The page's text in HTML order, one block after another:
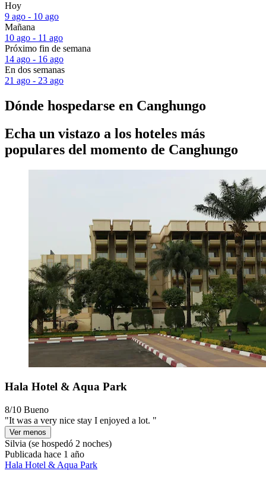
Hoy
9 ago - 10 ago
Mañana
10 ago - 11 ago
Próximo fin de semana
14 ago - 16 ago
En dos semanas
21 ago - 23 ago
Dónde hospedarse en Canghungo
Echa un vistazo a los hoteles más
populares del momento de Canghungo
Hala Hotel & Aqua Park
8/10 Bueno
"It was a very nice stay I enjoyed a lot. "
Ver menos
Silvia (se hospedó 2 noches)
Publicada hace 1 año
Hala Hotel & Aqua Park